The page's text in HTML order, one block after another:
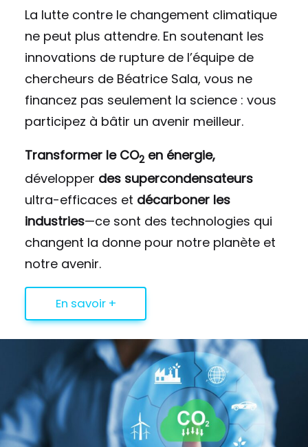
La lutte contre le changement climatique
ne peut plus attendre. En soutenant les
innovations de rupture de l’équipe de
chercheurs de Béatrice Sala, vous ne
financez pas seulement la science : vous
participez à bâtir un avenir meilleur.
Transformer le CO2 en énergie,
développer des supercondensateurs
ultra-efficaces et décarboner les
industries—ce sont des technologies qui
changent la donne pour notre planète et
notre avenir.
En savoir +